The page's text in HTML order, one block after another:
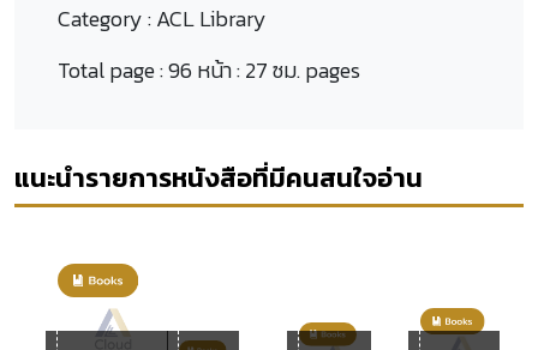
Category :ACL Library
Total page :96 หน้า : 27 ซม. pages
แนะนำรายการหนังสือที่มีคนสนใจอ่าน